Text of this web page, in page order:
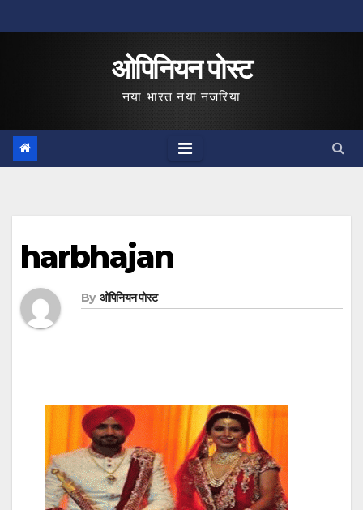
to
ओपिनियन पोस्ट
नया भारत नया नजरिया
harbhajan
By ओपिनियन पोस्ट